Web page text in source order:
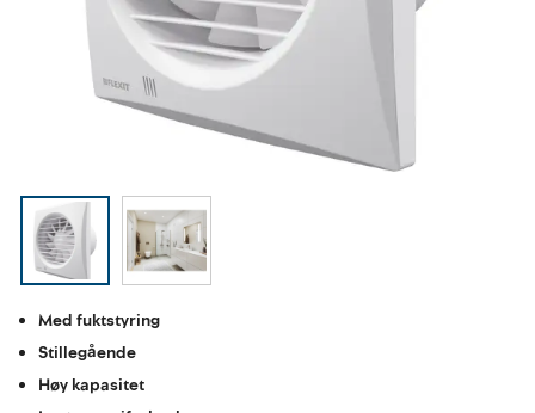
Med fuktstyring
Stillegående
Høy kapasitet